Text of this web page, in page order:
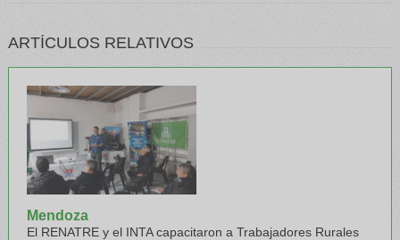
ARTÍCULOS RELATIVOS
Mendoza
El RENATRE y el INTA capacitaron a Trabajadores Rurales